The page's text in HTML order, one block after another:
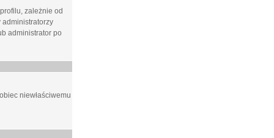
zależnie od
administratorzy
administrator po
niewłaściwemu